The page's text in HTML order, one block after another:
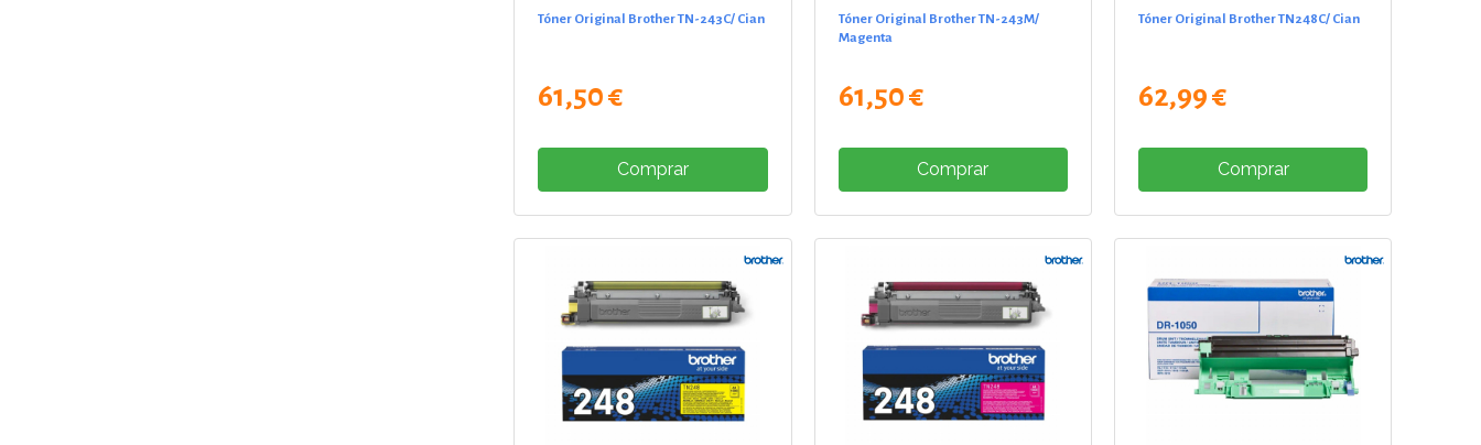
Tóner Original Brother TN-243C/ Cian
61,50 €
Comprar
Tóner Original Brother TN-243M/
Magenta
61,50 €
Comprar
Tóner Original Brother TN248C/ Cian
62,99 €
Comprar